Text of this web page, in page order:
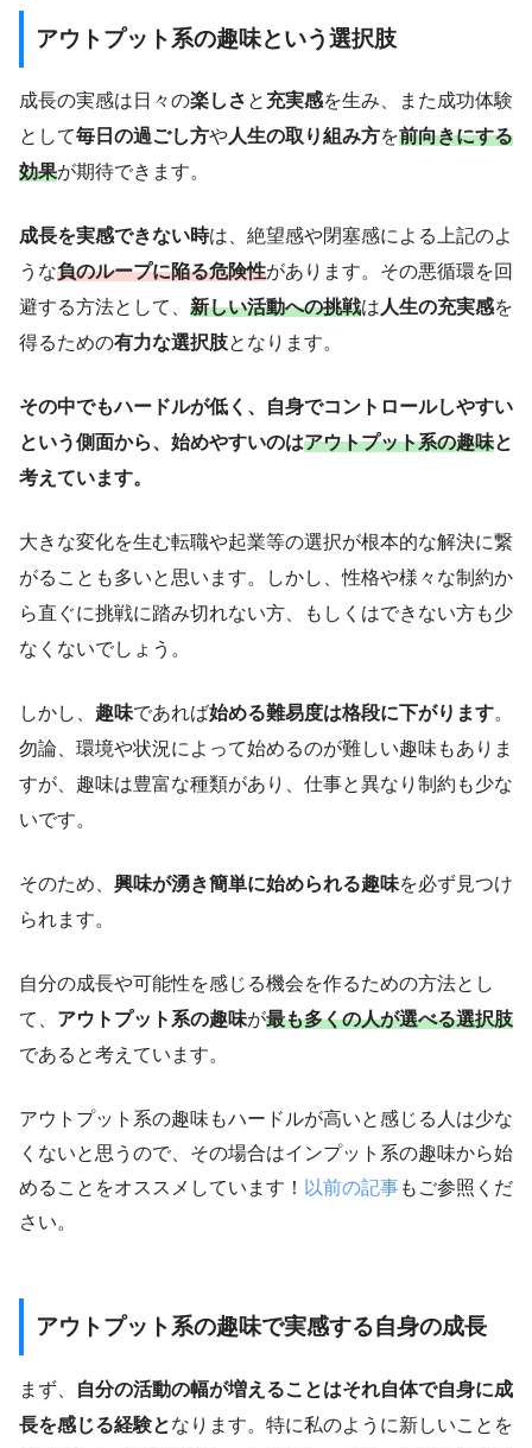
アウトプット系の趣味という選択肢
成長の実感は日々の楽しさ と 充実感を生み、また成功体験
として毎日の過ごし方や人生の取り組み方を前向きにする
効果が期待できます。
成長を実感できない時は、絶望感や閉塞感による上記のよ
うな負のループに陥る危険性があります。その悪循環を回
避する方法として、 新しい活動への挑戦は 人生の充実感を
得るための有力な選択肢となります。
その中でもハードルが低く、自身でコントロールしやすい
という側面から、始めやすいのはアウトプット系の趣味と
考えています。
大きな変化を生む転職や起業等の選択が根本的な解決に繋
がることも多いと思います。しかし、性格や様々な制約か
ら直ぐに挑戦に踏み切れない方、もしくはできない方も少
なくないでしょう。
しかし、 趣味であれば始める難易度は格段に下がります。
勿論、環境や状況によって始めるのが難しい趣味もありま
すが、趣味は豊富な種類があり、仕事と異なり制約も少な
いです。
そのため、 興味が湧き簡単に始められる趣味を必ず見つけ
られます。
自分の成長や可能性を感じる機会を作るための方法とし
て、 アウトプット系の趣味が最も多くの人が選べる選択肢
であると考えています。
アウトプット系の趣味もハードルが高いと感じる人は少な
くないと思うので、その場合はインプット系の趣味から始
めることをオススメしています！ 以前の記事もご参照くだ
さい。
アウトプット系の趣味で実感する自身の成長
まず、
自分の活動の幅が増えることはそれ自体で自身に成
長を感じる経験となります。特に私のように新しいことを